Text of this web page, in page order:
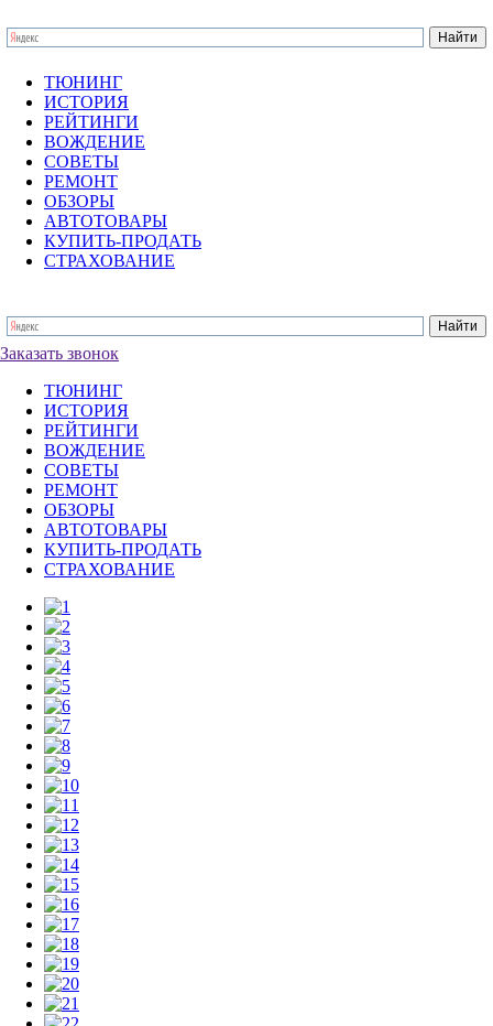
ТЮНИНГ
ИСТОРИЯ
РЕЙТИНГИ
ВОЖДЕНИЕ
СОВЕТЫ
РЕМОНТ
ОБЗОРЫ
АВТОТОВАРЫ
КУПИТЬ-ПРОДАТЬ
СТРАХОВАНИЕ
Заказать звонок
ТЮНИНГ
ИСТОРИЯ
РЕЙТИНГИ
ВОЖДЕНИЕ
СОВЕТЫ
РЕМОНТ
ОБЗОРЫ
АВТОТОВАРЫ
КУПИТЬ-ПРОДАТЬ
СТРАХОВАНИЕ